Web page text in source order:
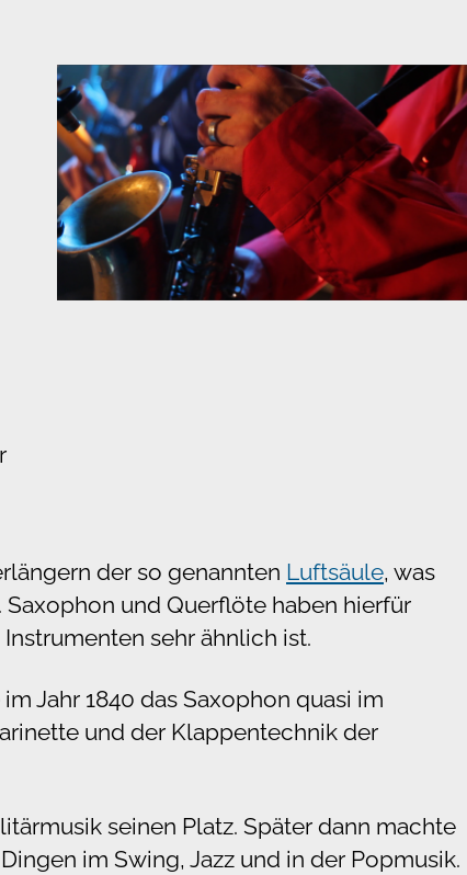
der so genannten Luftsäule, was
und Querflöte haben hierfür
sehr ähnlich ist.
Jahr 1840 das Saxophon quasi im
und der Klappentechnik der
seinen Platz. Später dann machte
im Swing, Jazz und in der Popmusik.